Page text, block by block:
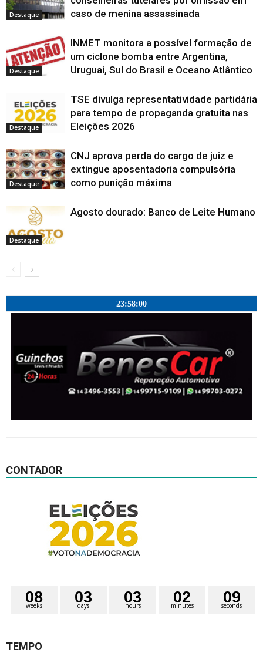
a
j
a
a
)
a
j
a
l
a
)
a
j
a
l
a
)
n
e
l
j
a
n
a
)
a
n
e
a
n
e
v
e
l
a
)
)
n
o
v
n
e
l
a
)
Destaque
caso de menina assassinada
Destaque
INMET monitora a possível formação de
um ciclone bomba entre Argentina,
Uruguai, Sul do Brasil e Oceano Atlântico
Destaque
TSE divulga representatividade partidária
para tempo de propaganda gratuita nas
Eleições 2026
Destaque
CNJ aprova perda do cargo de juiz e
extingue aposentadoria compulsória
como punição máxima
Destaque
Agosto dourado: Banco de Leite Humano
23:58:01
CONTADOR
weeks
08 days
03 hours
03 minutes
02 seconds
08
TEMPO